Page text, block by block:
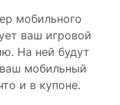
мобильного
ваш игровой
На ней будут
мобильный
и в купоне.